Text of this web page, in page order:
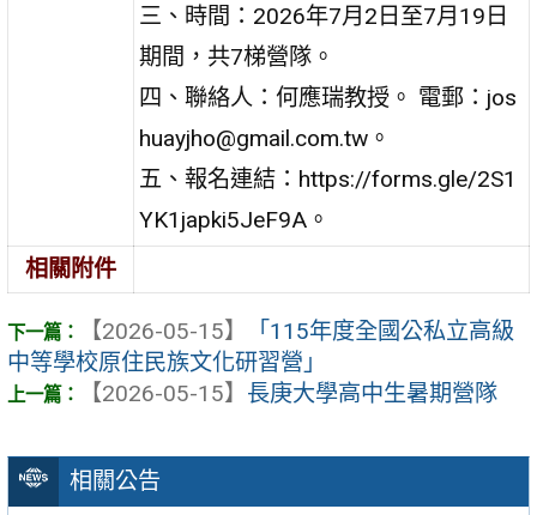
相關公告
三、時間：2026年7月2日至7月19日
期間，共7梯營隊。
四、聯絡人：何應瑞教授。 電郵：jos
huayjho@gmail.com.tw。
五、報名連結：https://forms.gle/2S1
YK1japki5JeF9A。
相關附件
【2026-05-15】
「115年度全國公私立高級
中等學校原住民族文化研習營」
【2026-05-15】 長庚大學高中生暑期營隊